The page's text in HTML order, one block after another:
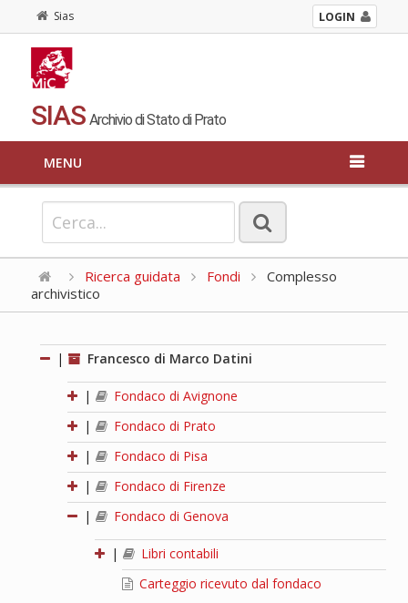
Sias LOGIN
SIAS Archivio di Stato di Prato
MENU
Ricerca guidata Fondi
Complesso
archivistico
| Francesco di Marco Datini
|
Fondaco di Avignone
|
Fondaco di Prato
|
Fondaco di Pisa
|
Fondaco di Firenze
|
Fondaco di Genova
|
Libri contabili
Carteggio ricevuto dal fondaco